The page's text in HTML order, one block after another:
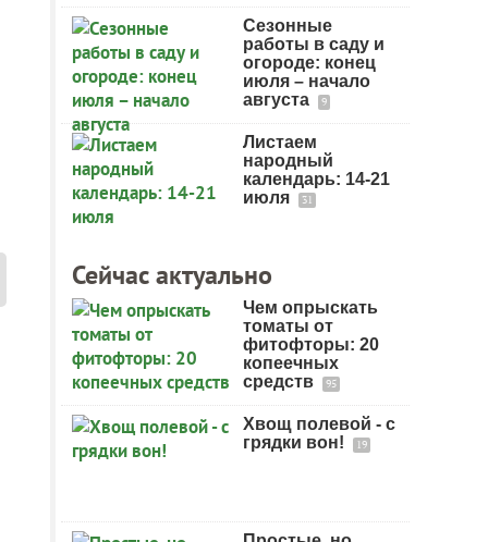
Сезонные
работы в саду и
огороде: конец
июля – начало
августа
9
Листаем
народный
календарь: 14-21
июля
31
Сейчас актуально
Чем опрыскать
томаты от
фитофторы: 20
копеечных
средств
95
Хвощ полевой - с
грядки вон!
19